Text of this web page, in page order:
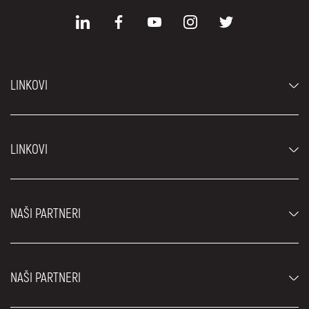
LINKOVI
Luksuzni automobili
Cene
LINKOVI
Blog
O nama
NAŠI PARTNERI
NAŠI PARTNERI